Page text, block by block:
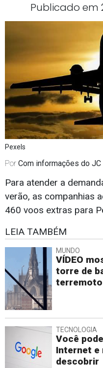
Publicado em
Pexels
Por Com informações do JC
Para atender a
verão, as companhias
460 voos extras para
LEIA TAMBÉM
MUNDO
VÍDEO
torre de
terremoto
TECNOLOGIA
Você
Internet e
descobrir